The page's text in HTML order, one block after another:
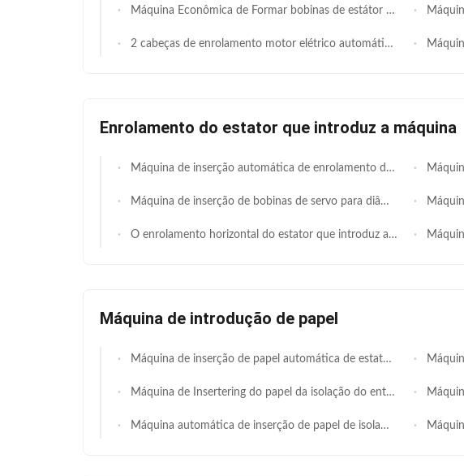
Máquina Econômica de Formar bobinas de estátor com 15×120 mm de altura de empilhadeira, forma automática de bobinas de lado duplo e PLC hidráulico básico Máquina de enrolamento
2 cabeças de enrolamento motor elétrico automático estacionário máquina de enrolamento para fabricação de máquinas de lavar Máquina formadora
Enrolamento do estator que introduz a máquina
Máquina de inserção automática de enrolamento de estator de precisão com projeto de quatro estações para 20-100mm Stator OD Máquina de
Máquina de inserção de bobinas de servo para diâmetro de fio de 0,2-1,2 mm e estator de 110-210 mm com sistema de servo Máquina
O enrolamento horizontal do estator que introduz a máquina para a bomba boa profunda motoriza SMT - QX600 Máquina
Máquina de introdução de papel
Máquina de inserção de papel automática de estator compacta e econômica, altura de empilhadeira 25-100 mm, unidade de inserção de papel de isolamento controlada por PLC para pequenas fábricas de motores, piloto e fabricação de estator de baixo volume Máquina de inserção de papel
Máquina de Insertering do papel da isolação do entalhe do estator para motores industriais SMT - SC160 Máquina de
Máquina automática de inserção de papel de isolamento de ranhuras de estator100-200mm I.D. e ≤300mm O.D. com < 30 minutos de troca de ferramentas, geradores e motores de eletrodomésticos Máquina de